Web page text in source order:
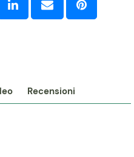
Recensioni